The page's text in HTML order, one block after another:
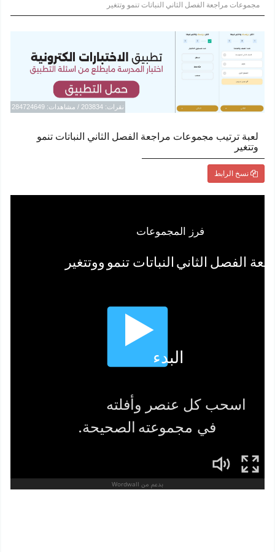
مجموعات مراجعة الفصل الثاني النباتات تنمو وتتغير
نقرات: 203834 / مشاهدات: 284724649
لعبة ترتيب مجموعات مراجعة الفصل الثاني النباتات تنمو
وتتغير
نسخ الرابط